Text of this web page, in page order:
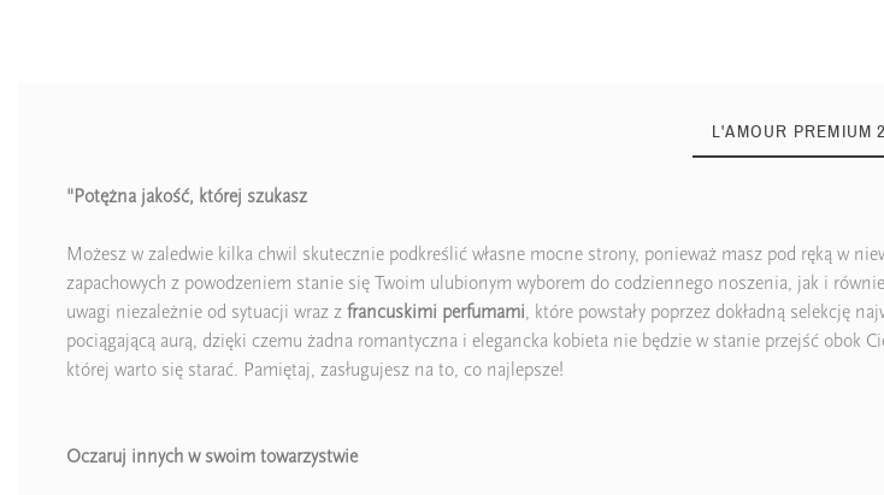
L'AMOUR PREMIUM
"Potężna jakość, której szukasz
Możesz w zaledwie kilka chwil skutecznie podkreślić własne mocne strony, ponieważ masz pod ręką w
zapachowych z powodzeniem stanie się Twoim ulubionym wyborem do codziennego noszenia, jak i
uwagi niezależnie od sytuacji wraz z francuskimi perfumami, które powstały poprzez dokładną selekcję
pociągającą aurą, dzięki czemu żadna romantyczna i elegancka kobieta nie będzie w stanie przejść obok
której warto się starać. Pamiętaj, zasługujesz na to, co najlepsze!
Oczaruj innych w swoim towarzystwie